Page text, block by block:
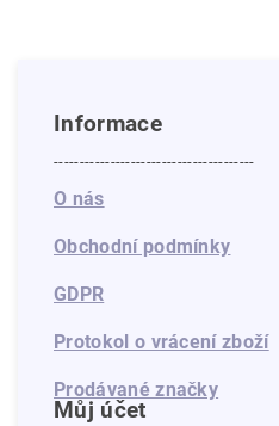
Informace
---------------------------------------
O nás
Obchodní podmínky
GDPR
Protokol o vrácení zboží
Prodávané značky
Můj účet